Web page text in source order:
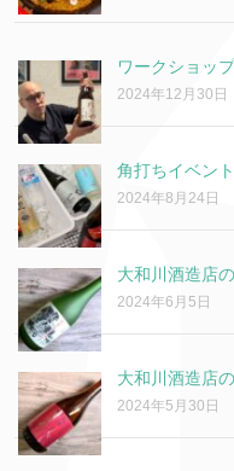
ワークショッ
2024年12月30日
角打ちイベン
2024年8月24日
大和川酒造店
2024年6月5日
大和川酒造店
2024年5月30日